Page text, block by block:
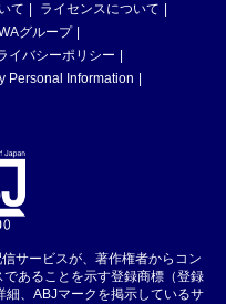
て
ライセンスについて
グループ
イバシーポリシー
Personal Information
サービスが、著作権者からコン
あることを示す登録商標（登録
、ABJマークを掲示しているサ